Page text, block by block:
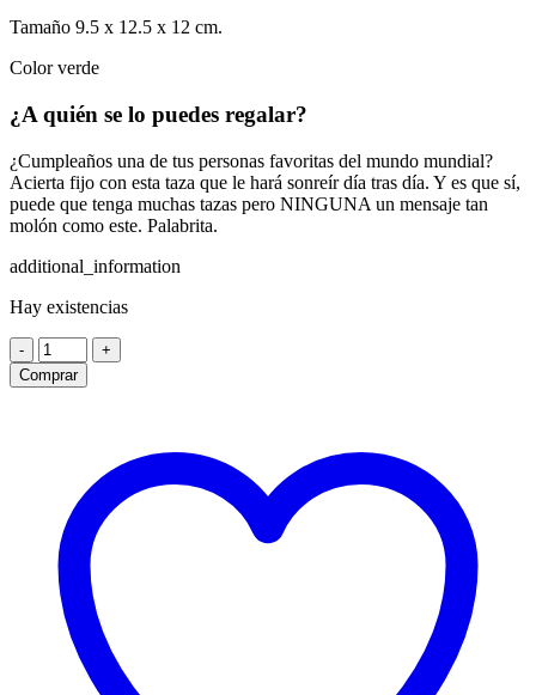
Tamaño 9.5 x 12.5 x 12 cm.
Color verde
¿A quién se lo puedes regalar?
¿Cumpleaños una de tus personas favoritas del mundo mundial?
Acierta fijo con esta taza que le hará sonreír día tras día. Y es que sí,
puede que tenga muchas tazas pero NINGUNA un mensaje tan
molón como este. Palabrita.
additional_information
Hay existencias
-
Taza
Yoga
Green
+
Comprar